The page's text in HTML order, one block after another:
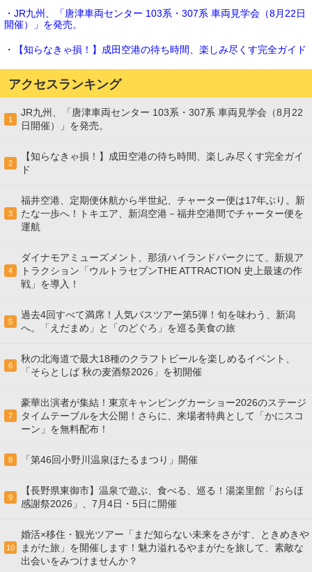
・JR九州、「唐津車両センター 103系・307系 車両見学会（8月22日
開催）」を発売。
・【知らなきゃ損！】成田空港の待ち時間、楽しみ尽くす完全ガイド
アクセスランキング
1
JR九州、「唐津車両センター 103系・307系 車両見学会（8月22
日開催）」を発売。
2
【知らなきゃ損！】成田空港の待ち時間、楽しみ尽くす完全ガイ
ド
3
福井空港、定期便休航から半世紀、チャーター便は17年ぶり。新
たな一歩へ！トキエア、新潟空港－福井空港間でチャーター便を
運航
4
ダイナモアミューズメント、那須ハイランドパークにて、新規ア
トラクション「ウルトラセブンTHE ATTRACTION 史上最速の作
戦」を導入！
5
過去4回すべて満席！人気バスツアー第5弾！旬を味わう、新潟
へ。「えだまめ」と「のどぐろ」を巡る美食の旅
6
秋の北海道で最大18種のクラフトビールを楽しめるイベント、
「そらとしば 秋の麦酒祭2026」を初開催
7
豪華出演者が集結！東京キャンピングカーショー2026のステージ
タイムテーブルを大公開！さらに、来場者特典として「かにスコ
ーン」を無料配布！
8 「第46回小野川温泉ほたるまつり」開催
9
【長野県東御市】温泉で遊ぶ、食べる、巡る！湯楽里館「おらほ
感謝祭2026」、7月4日・5日に開催
10
婚活×移住・観光ツアー「まだ知らない未来をさがす、ときめきや
まがた旅」を開催します！魅力溢れるやまがたを旅して、素敵な
出会いをみつけませんか？